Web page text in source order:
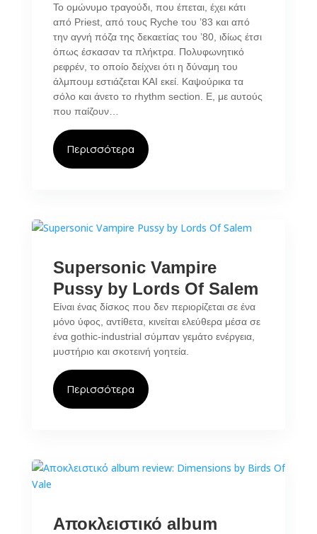
To ομώνυμο τραγούδι, που έπεται, έχει κάτι
από Priest, από τους Ryche του ’83 και από
την αγνή πόζα της δεκαετίας του ’80, ιδίως έτσι
όπως έσκασαν τα πλήκτρα. Πολυφωνητικό
ρεφρέν, το οποίο δείχνει ότι η δύναμη του
άλμπουμ εστιάζεται ΚΑΙ εκεί. Καψούρικα τα
σόλο και άνετο το rhythm section. E, με αυτούς
που παίζουν…
Περισσότερα
Supersonic Vampire
Pussy by Lords Of Salem
Είναι ένας δίσκος που δεν περιορίζεται σε ένα
μόνο ύφος, αντίθετα, κινείται ελεύθερα μέσα σε
ένα gothic-industrial σύμπαν γεμάτο ενέργεια,
μυστήριο και σκοτεινή γοητεία.
Περισσότερα
Αποκλειστικό album